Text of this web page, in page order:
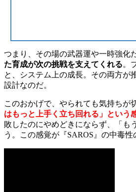
つまり、その場の武器運や一時強化
た育成が次の挑戦を支えてくれる。
と、システム上の成長。その両方が
設計なのだ。
このおかげで、やられても気持ちが
はもっと上手く立ち回れる」という
敗したのにやめどきにならず、「も
う。この感覚が『SAROS』の中毒性